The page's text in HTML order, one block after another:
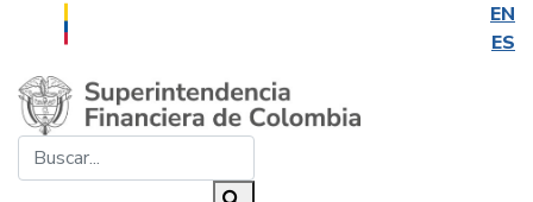
EN
ES
Saltar al contenido principal